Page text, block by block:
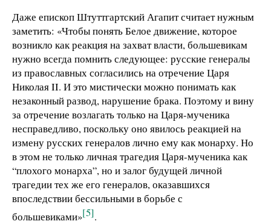
Даже епископ Штуттгартский Агапит считает нужным
заметить: «Чтобы понять Белое движение, которое
возникло как реакция на захват власти, большевикам
нужно всегда помнить следующее: русские генералы
из православных согласились на отречение Царя
Николая II. И это мистически можно понимать как
незаконный развод, нарушение брака. Поэтому и вину
за отречение возлагать только на Царя-мученика
несправедливо, поскольку оно явилось реакцией на
измену русских генералов лично ему как монарху. Но
в этом не только личная трагедия Царя-мученика как
“плохого монарха”, но и залог будущей личной
трагедии тех же его генералов, оказавшихся
впоследствии бессильными в борьбе с
большевиками»[5].